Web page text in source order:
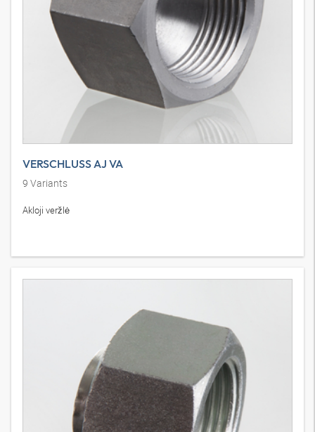
VERSCHLUSS AJ VA
9 Variants
Akloji veržlė